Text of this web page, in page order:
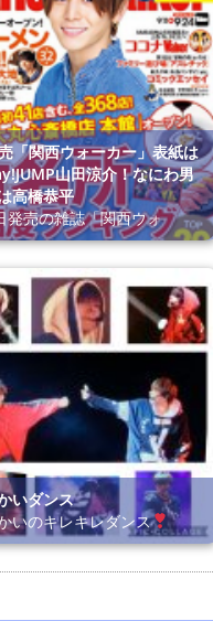
「関西ウォーカー」表紙は
山田涼介！なにわ男
高橋恭平
発売の雑誌「関西ウォ
いダンス
いのキレキレダンス